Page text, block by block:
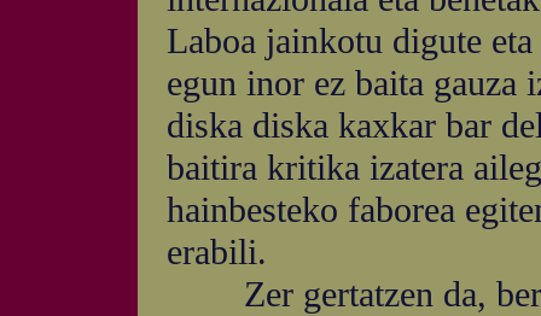
Laboa jainkotu digute
egun inor ez baita
diska diska kaxkar bar
baitira kritika izatera
hainbesteko faborea
erabili.
Zer gertatzen da,